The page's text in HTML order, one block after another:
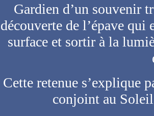
Gardien d’un souvenir
découverte de l’épave
surface et sortir à la
Cette retenue s’explique
conjoint au